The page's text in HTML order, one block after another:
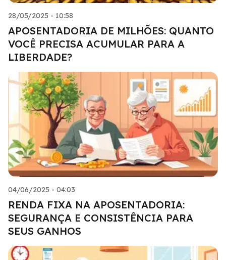
28/05/2025 - 10:58
APOSENTADORIA DE MILHÕES: QUANTO
VOCÊ PRECISA ACUMULAR PARA A
LIBERDADE?
04/06/2025 - 04:03
RENDA FIXA NA APOSENTADORIA:
SEGURANÇA E CONSISTÊNCIA PARA
SEUS GANHOS